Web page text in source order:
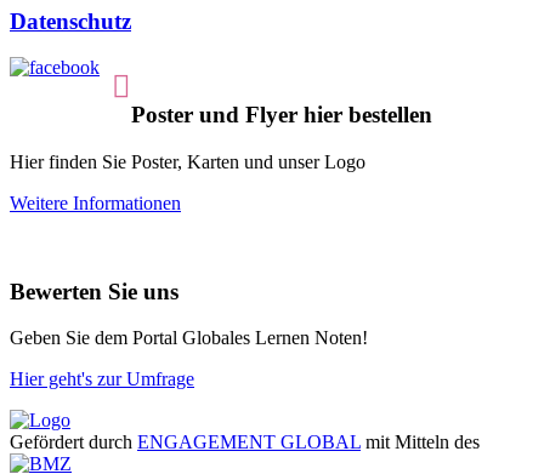
Datenschutz
Poster und Flyer hier bestellen
Hier finden Sie Poster, Karten und unser Logo
Weitere Informationen
Bewerten Sie uns
Geben Sie dem Portal Globales Lernen Noten!
Hier geht's zur Umfrage
Gefördert durch ENGAGEMENT GLOBAL mit Mitteln des